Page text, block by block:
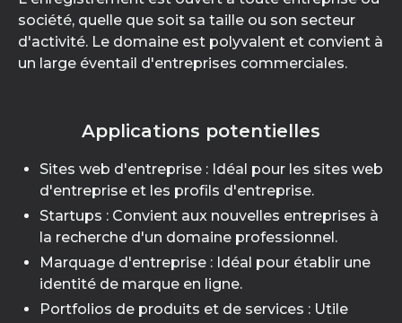
société, quelle que soit sa taille ou son secteur
d'activité. Le domaine est polyvalent et convient à
un large éventail d'entreprises commerciales.
Applications potentielles
Sites web d'entreprise : Idéal pour les sites web
d'entreprise et les profils d'entreprise.
Startups : Convient aux nouvelles entreprises à
la recherche d'un domaine professionnel.
Marquage d'entreprise : Idéal pour établir une
identité de marque en ligne.
Portfolios de produits et de services : Utile